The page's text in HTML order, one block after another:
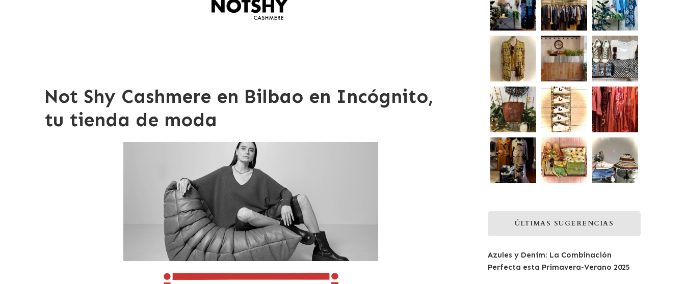
Not Shy Cashmere en Bilbao en Incógnito,
tu tienda de moda
ÚLTIMAS SUGERENCIAS
Azules y Denim: La Combinación
Perfecta esta Primavera-Verano 2025